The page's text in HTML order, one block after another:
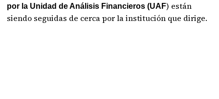
por la Unidad de Análisis Financieros (UAF) están
siendo seguidas de cerca por la institución que dirige.